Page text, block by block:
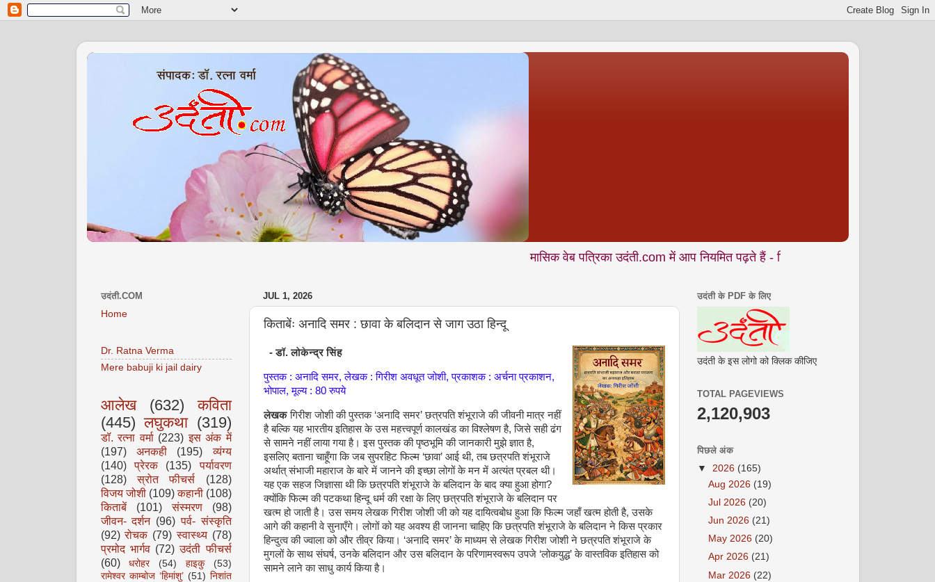
मासिक वेब पत्रिका उदंती.com में आप नियमित पढ़ते हैं - शिक्षा • समाज • कला- संस्कृति • पर्यावरण
JUL 1, 2026
किताबेंः अनादि समर : छावा के बलिदान से जाग उठा हिन्दू
- डॉ. लोकेन्द्र सिंह
पुस्तक : अनादि समर, लेखक : गिरीश अवधूत जोशी, प्रकाशक : अर्चना प्रकाशन,
भोपाल, मूल्य : 80 रुपये
लेखकगिरीश जोशी की पुस्तक ‘अनादि समर’ छत्रपति शंभूराजे की जीवनी मात्र नहीं
है बल्कि यह भारतीय इतिहास के उस महत्त्वपूर्ण कालखंड का विश्लेषण है, जिसे सही ढंग
से सामने नहीं लाया गया है। इस पुस्तक की पृष्ठभूमि की जानकारी मुझे ज्ञात है,
इसलिए बताना चाहूँगा कि जब सुपरहिट फिल्म ‘छावा’ आई थी, तब छत्रपति शंभूराजे
अर्थात् संभाजी महाराज के बारे में जानने की इच्छा लोगों के मन में अत्यंत प्रबल थी।
यह एक सहज जिज्ञासा थी कि छत्रपति शंभूराजे के बलिदान के बाद क्या हुआ होगा?
क्योंकि फिल्म की पटकथा हिन्दू धर्म की रक्षा के लिए छत्रपति शंभूराजे के बलिदान पर
खत्म हो जाती है। उस समय लेखक गिरीश जोशी जी को यह दायित्वबोध हुआ कि फिल्म जहाँ खत्म होती है, उसके
आगे की कहानी वे सुनाएँगे। लोगों को यह अवश्य ही जानना चाहिए कि छत्रपति शंभूराजे के बलिदान ने किस प्रकार
हिन्दुत्व की ज्वाला को और तीव्र किया। ‘अनादि समर’ के माध्यम से लेखक गिरीश जोशी ने छत्रपति शंभूराजे के
मुगलों के साथ संघर्ष, उनके बलिदान और उस बलिदान के परिणामस्वरूप उपजे ‘लोकयुद्ध’ के वास्तविक इतिहास को
सामने लाने का साधु कार्य किया है।
उदंती.COM
Home
Dr. Ratna Verma
Mere babuji ki jail dairy
आलेख (632)
कविता
(445) लघुकथा (319)
डॉ. रत्ना वर्मा (223) इस अंक में
(197)
अनकही (195)
व्यंग्य
(140)
प्रेरक (135)
पर्यावरण
(128)
स्रोत फीचर्स
(128)
विजय जोशी (109) कहानी (108)
किताबें
(101) संस्मरण
(98)
जीवन- दर्शन (96) पर्व- संस्कृति
(92) रोचक (79) स्वास्थ्य (78)
प्रमोद भार्गव (72) उदंती फीचर्स
(60)
धरोहर (54) हाइकु
(53)
रामेश्वर काम्बोज ‘हिमांशु’ (51) निशांत
उदंती के PDF के लिए
उदंती के इस लोगो को क्लिक कीजिए
TOTAL PAGEVIEWS
2,120,903
पिछले अंक
▼ 2026 (165)
Aug 2026 (19)
Jul 2026 (20)
Jun 2026 (21)
May 2026 (20)
Apr 2026 (21)
Mar 2026 (22)